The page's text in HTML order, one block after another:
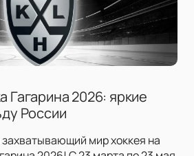
Гагарина 2026: яркие
России
мир хоккея на